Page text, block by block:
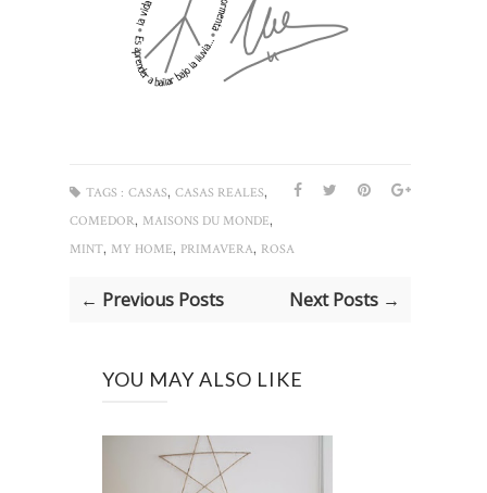
TAGS : CASAS, CASAS REALES,
COMEDOR, MAISONS DU MONDE,
MINT, MY HOME, PRIMAVERA, ROSA
← Previous Posts Next Posts →
YOU MAY ALSO LIKE